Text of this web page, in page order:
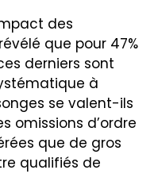
des
que pour 47%
derniers sont
à
se valent-ils
omissions d’ordre
que de gros
qualifiés de